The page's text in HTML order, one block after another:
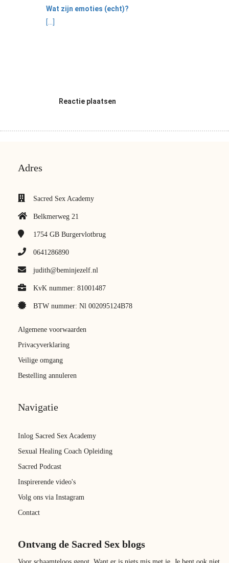
Wat zijn emoties (echt)?
[...]
Reactie plaatsen
Adres
Sacred Sex Academy
Belkmerweg 21
1754 GB Burgervlotbrug
0641286890
judith@beminjezelf.nl
KvK nummer: 81001487
BTW nummer: Nl 002095124B78
Algemene voorwaarden
Privacyverklaring
Veilige omgang
Bestelling annuleren
Navigatie
Inlog Sacred Sex Academy
Sexual Healing Coach Opleiding
Sacred Podcast
Inspirerende video's
Volg ons via Instagram
Contact
Ontvang de Sacred Sex blogs